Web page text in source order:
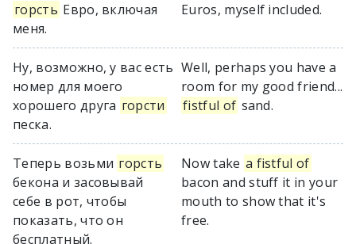
горсть Евро, включая
меня.
Euros, myself included.
Ну, возможно, у вас есть
номер для моего
хорошего друга горсти
песка.
Well, perhaps you have a
room for my good friend...
fistful of sand.
Теперь возьми горсть
бекона и засовывай
себе в рот, чтобы
показать, что он
бесплатный.
Now take a fistful of
bacon and stuff it in your
mouth to show that it's
free.